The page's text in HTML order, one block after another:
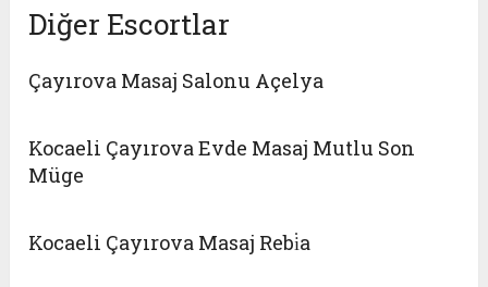
Diğer Escortlar
Çayırova Masaj Salonu Açelya
Kocaeli Çayırova Evde Masaj Mutlu Son
Müge
Kocaeli Çayırova Masaj Rebi̇a